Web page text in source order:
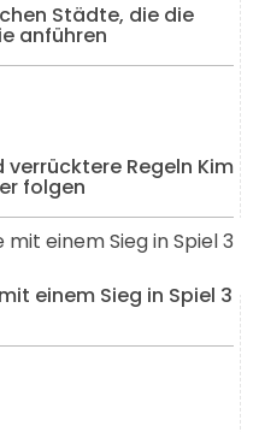
Städte, die die
anführen
Regeln Kim
folgen
einem Sieg in Spiel 3